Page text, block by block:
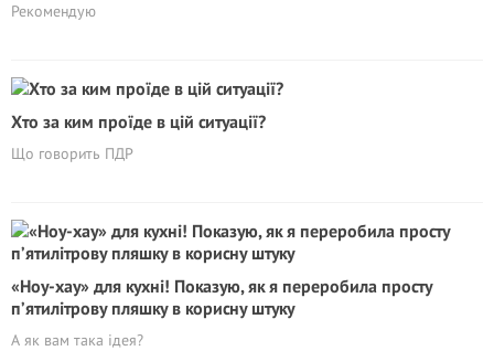
Рекомендую
Хто за ким проїде в цій ситуації?
Що говорить ПДР
«Ноу-хау» для кухні! Показую, як я переробила просту
п’ятилітрову пляшку в корисну штуку
А як вам така ідея?